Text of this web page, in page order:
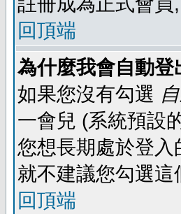
回頂端
為什麼我會自動登
如果您沒有勾選
一會兒 (系統預設
您想長期處於登
就不建議您勾選
回頂端